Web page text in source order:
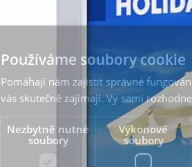
Používáme soubory cookie
Pomáhají nám zajistit správné
vás skutečně zajímají. Vy sami
Nezbytně nutné
soubory
Výkonové
soubory